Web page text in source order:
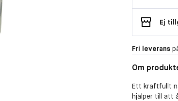
Ej
Fri leverans
Om
Ett kraftfullt
hjälper till att